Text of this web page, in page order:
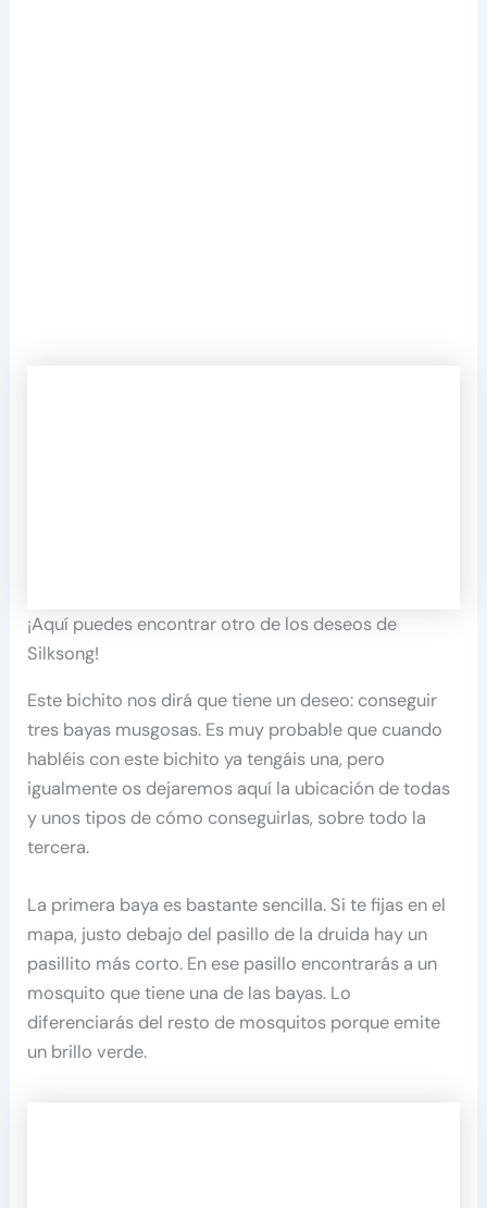
¡Aquí puedes encontrar otro de los deseos de
Silksong!
Este bichito nos dirá que tiene un deseo: conseguir
tres bayas musgosas. Es muy probable que cuando
habléis con este bichito ya tengáis una, pero
igualmente os dejaremos aquí la ubicación de todas
y unos tipos de cómo conseguirlas, sobre todo la
tercera.
La primera baya es bastante sencilla. Si te fijas en el
mapa, justo debajo del pasillo de la druida hay un
pasillito más corto. En ese pasillo encontrarás a un
mosquito que tiene una de las bayas. Lo
diferenciarás del resto de mosquitos porque emite
un brillo verde.